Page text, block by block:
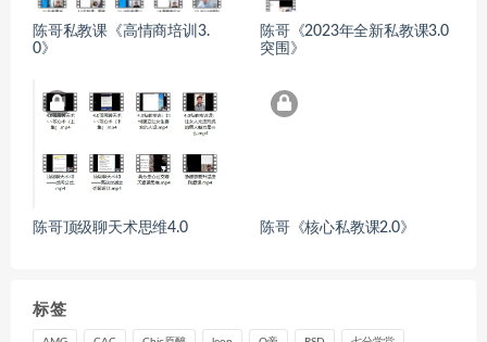
陈哥私教课《高情商培训3.
0》
陈哥《2023年全新私教课3.0
突围》
陈哥顶级聊天术思维4.0 陈哥《核心私教课2.0》
标签